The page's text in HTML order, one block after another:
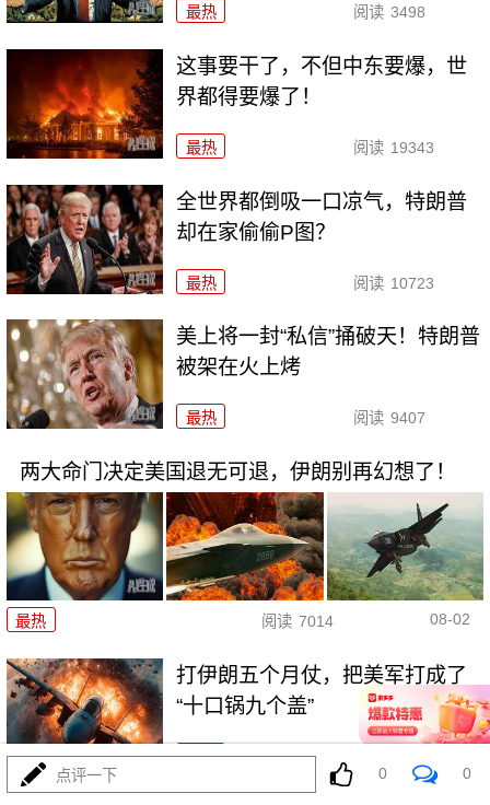
最热 阅读 3498
这事要干了，不但中东要爆，世
界都得要爆了！
最热 阅读 19343
全世界都倒吸一口凉气，特朗普
却在家偷偷P图？
最热 阅读 10723
美上将一封“私信”捅破天！特朗普
被架在火上烤
最热 阅读 9407
两大命门决定美国退无可退，伊朗别再幻想了！
最热 阅读 7014 08-02
打伊朗五个月仗，把美军打成了
“十口锅九个盖”
最热
点评一下 0 0